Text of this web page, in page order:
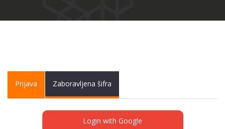
Primary tabs
Prijava (activeZaboravljena šifra
Login with Google